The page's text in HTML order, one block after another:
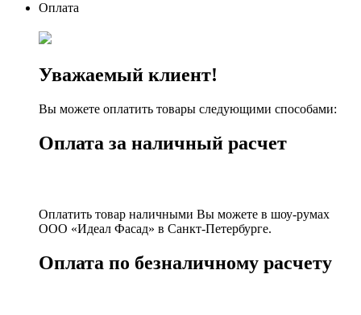
Оплата
Уважаемый клиент!
Вы можете оплатить товары следующими способами:
Оплата за наличный расчет
Оплатить товар наличными Вы можете в шоу-румах
ООО «Идеал Фасад» в Санкт-Петербурге.
Оплата по безналичному расчету